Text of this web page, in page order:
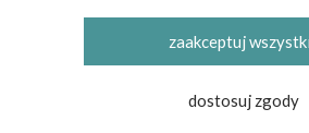
© 2019-2026 Sklep Internetowy
pościeli, kocyków i kołderek,
zaakceptuj
dostosuj zgody